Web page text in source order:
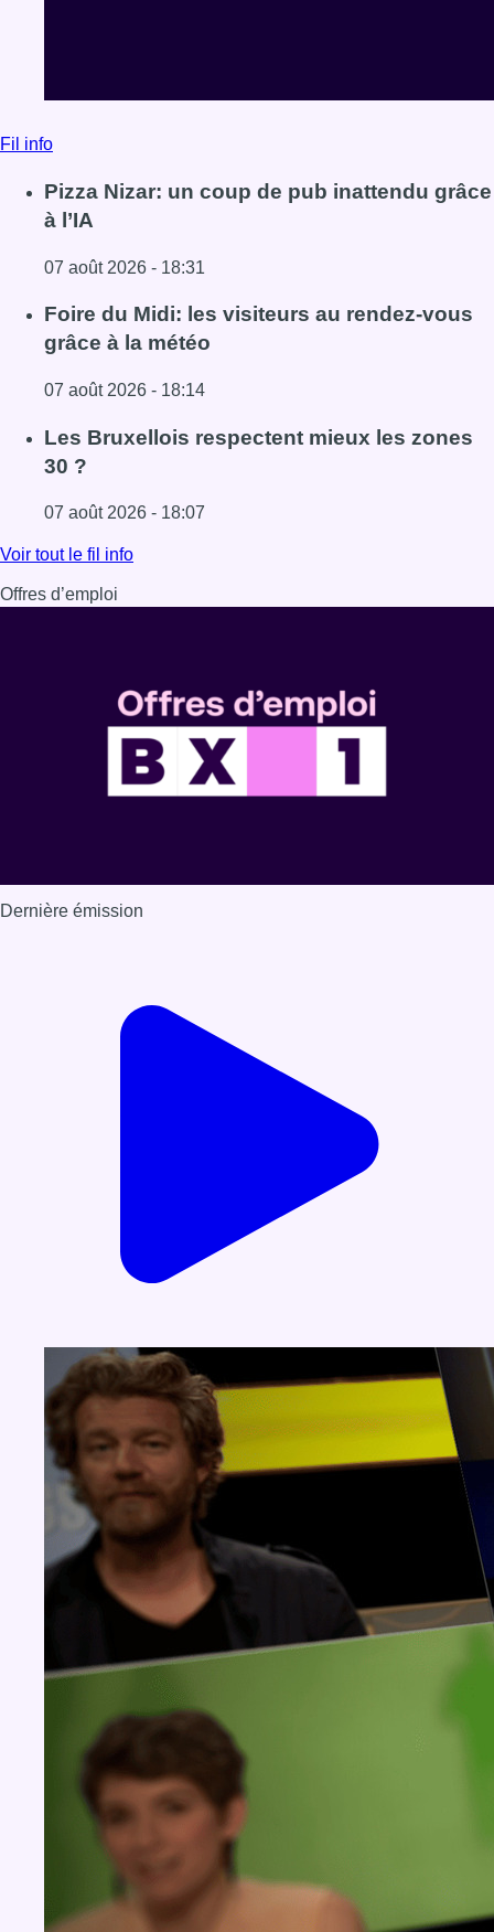
Fil info
Pizza Nizar: un coup de pub inattendu grâce
à l’IA
07 août 2026 - 18:31
Lire l'article Pizza Nizar: un coup de pub inattendu grâce
Foire du Midi: les visiteurs au rendez-vous
grâce à la météo
07 août 2026 - 18:14
Lire l'article Foire du Midi: les visiteurs au rendez-vous
Les Bruxellois respectent mieux les zones
30 ?
07 août 2026 - 18:07
Lire l'article Les Bruxellois respectent mieux les zones 30
Voir tout le fil info
Offres d’emploi
Dernière émission